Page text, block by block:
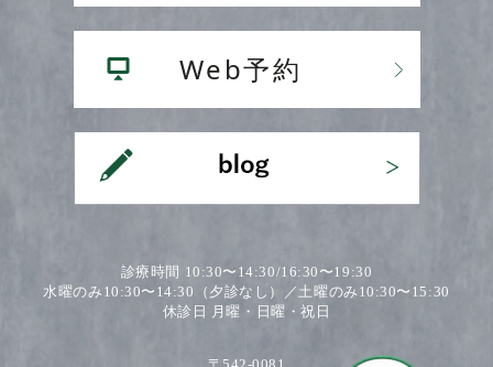
診療時間 10:30〜14:30/16:30〜19:30
水曜のみ10:30〜14:30（夕診なし）／土曜のみ10:30〜15:30
休診日 月曜・日曜・祝日